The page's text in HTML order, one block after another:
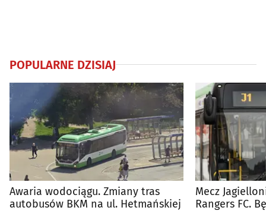
POPULARNE DZISIAJ
Awaria wodociągu. Zmiany tras
autobusów BKM na ul. Hetmańskiej
Mecz
Rangers FC.